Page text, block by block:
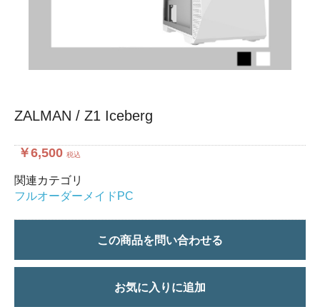
ZALMAN / Z1 Iceberg
￥6,500 税込
関連カテゴリ
フルオーダーメイドPC
この商品を問い合わせる
お気に入りに追加